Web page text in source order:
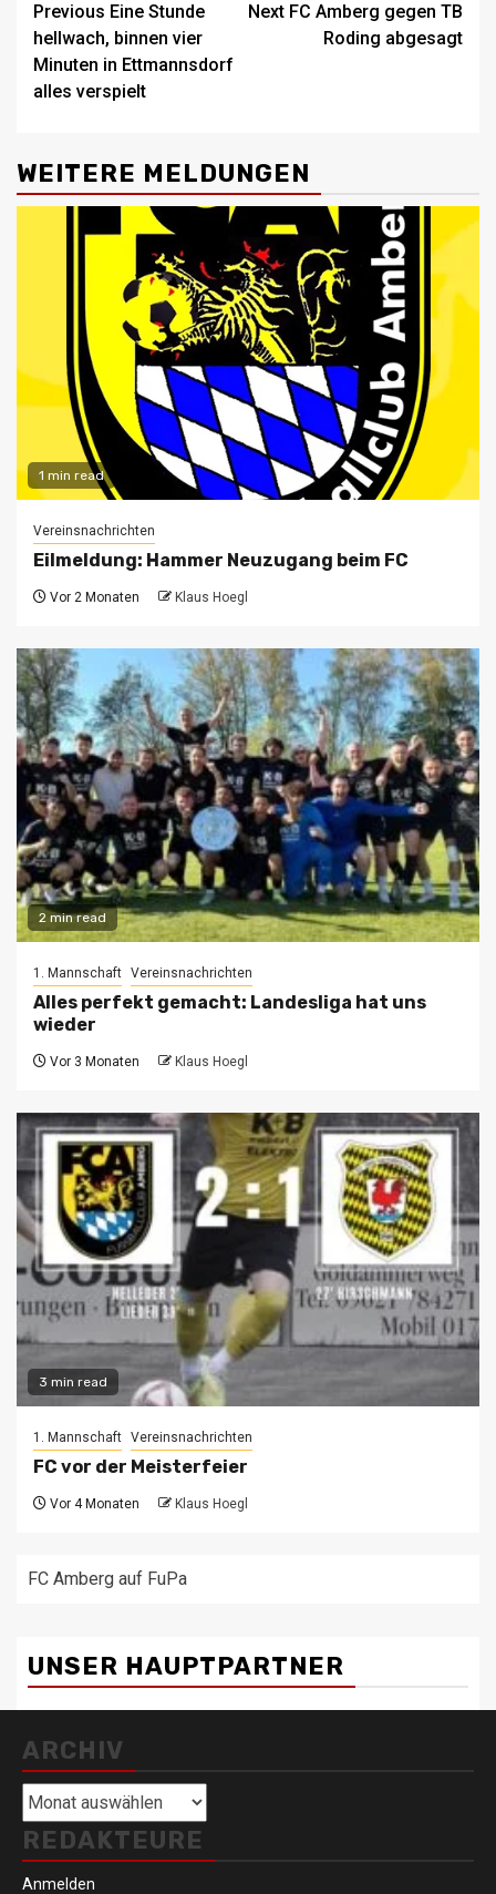
Post
navigation
Previous Eine Stunde
hellwach, binnen vier
Minuten in Ettmannsdorf
alles verspielt
Next FC Amberg gegen TB
Roding abgesagt
WEITERE MELDUNGEN
1 min read
Vereinsnachrichten
Eilmeldung: Hammer Neuzugang beim FC
Vor 2 Monaten Klaus Hoegl
2 min read
1. Mannschaft Vereinsnachrichten
Alles perfekt gemacht: Landesliga hat uns
wieder
Vor 3 Monaten Klaus Hoegl
3 min read
1. Mannschaft Vereinsnachrichten
FC vor der Meisterfeier
Vor 4 Monaten Klaus Hoegl
FC Amberg auf FuPa
UNSER HAUPTPARTNER
ARCHIV
Archiv
REDAKTEURE
Anmelden